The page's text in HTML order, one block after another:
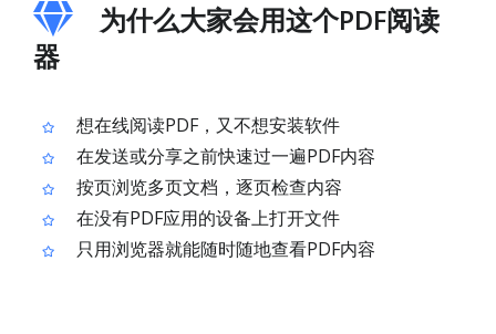
为什么大家会用这个PDF阅读
器
想在线阅读PDF，又不想安装软件
在发送或分享之前快速过一遍PDF内容
按页浏览多页文档，逐页检查内容
在没有PDF应用的设备上打开文件
只用浏览器就能随时随地查看PDF内容